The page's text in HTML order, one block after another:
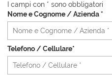
AYVENS USATO
AREA COMMERCIANTI
I campi con * sono obbligatori
Nome e Cognome / Azienda *
Telefono / Cellulare*